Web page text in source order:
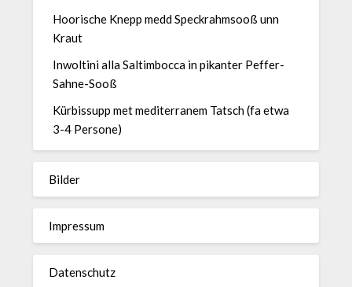
Hoorische Knepp medd Speckrahmsooß unn
Kraut
Inwoltini alla Saltimbocca in pikanter Peffer-
Sahne-Sooß
Kürbissupp met mediterranem Tatsch (fa etwa
3-4 Persone)
Bilder
Impressum
Datenschutz